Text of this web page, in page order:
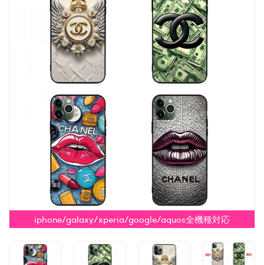
iphone/galaxy/xperia/google/aquos全機種対応